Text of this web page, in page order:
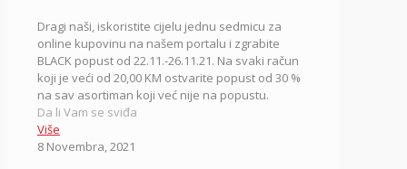
Dragi naši, iskoristite cijelu jednu sedmicu za
online kupovinu na našem portalu i zgrabite
BLACK popust od 22.11.-26.11.21. Na svaki račun
koji je veći od 20,00 KM ostvarite popust od 30 %
na sav asortiman koji već nije na popustu.
Da li Vam se sviđa
Više
8 Novembra, 2021